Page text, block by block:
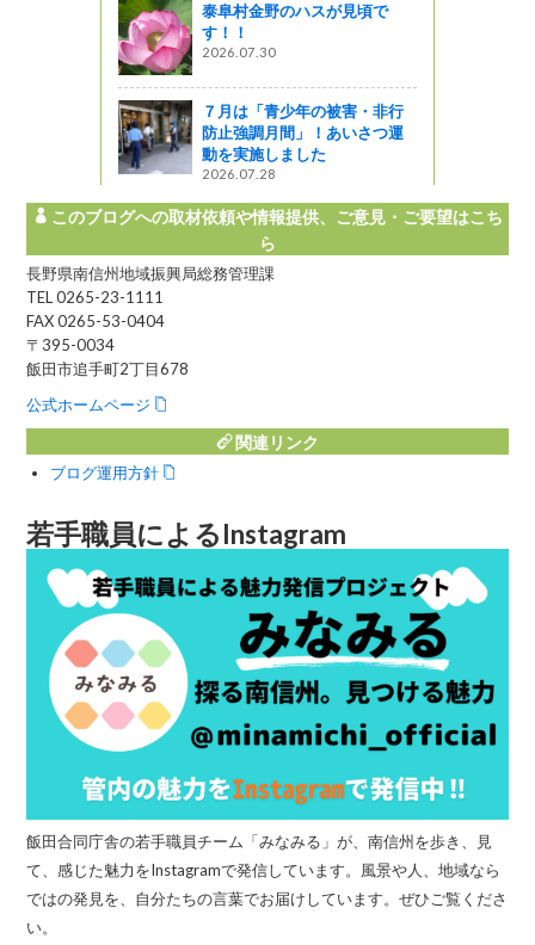
泰阜村金野のハスが見頃で
す！！
2026.07.30
７月は「青少年の被害・非行
防止強調月間」！あいさつ運
動を実施しました
2026.07.28
このブログへの取材依頼や情報提供、ご意見・ご要望はこち
ら
長野県南信州地域振興局総務管理課
TEL 0265-23-1111
FAX 0265-53-0404
〒395-0034
飯田市追手町2丁目678
公式ホームページ
関連リンク
ブログ運用方針
若手職員によるInstagram
飯田合同庁舎の若手職員チーム「みなみる」が、南信州を歩き、見
て、感じた魅力をInstagramで発信しています。風景や人、地域なら
ではの発見を、自分たちの言葉でお届けしています。ぜひご覧くださ
い。